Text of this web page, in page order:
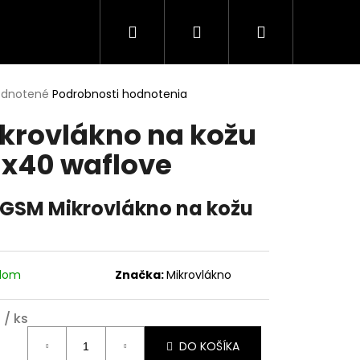
Merch Spolupráca
Hľadať PrihlásenieNákupný
Podrobnosti hodnotenia
na kožu
waflove
Mikrovlákno na kožu
Značka:Mikrovlákno
/ ks
DO KOŠÍKA